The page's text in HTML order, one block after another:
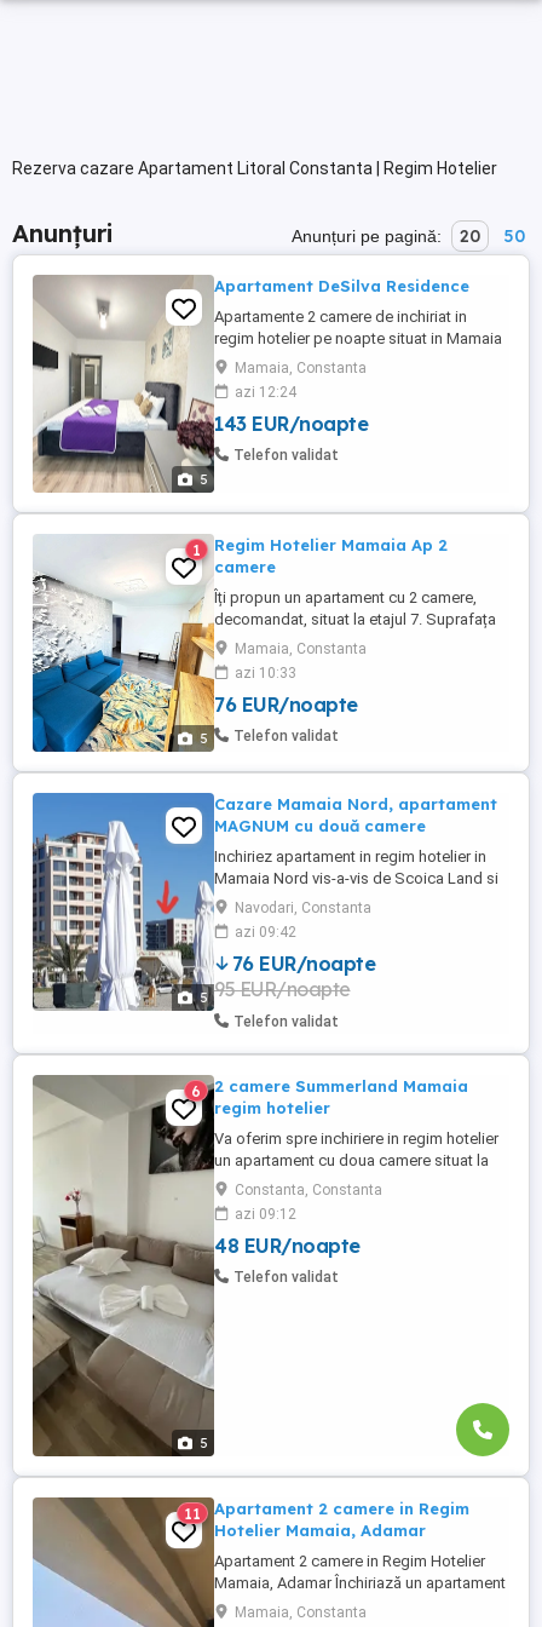
Rezerva cazare Apartament Litoral Constanta | Regim Hotelier
Anunțuri Anunțuri pe pagină: 20 50
5
Apartament DeSilva Residence
Apartamente 2 camere de inchiriat in
regim hotelier pe noapte situat in Mamaia
Nord langa clubul Loft in complexul De
Silva Residence (Beachside), cea mai
buna locatie din Mamaia, apartamente pe
plaja, cu vedere si la mare si la lac, cu
acces direct la clubul Loft si la plaja
Mamaia, Constanta
azi 12:24
143 EUR/noapte
Telefon validat
5
1
Regim Hotelier Mamaia Ap 2
camere
Îți propun un apartament cu 2 camere,
decomandat, situat la etajul 7. Suprafața
utilă este de 65 mp, iar finisajele sunt de
calitate superioară. Livingul și dormitorul
beneficiază de multă lumină naturală,
având pardoseli din laminat și lemn.
Bucătăria este dotată cu pardoseală din
Mamaia, Constanta
azi 10:33
76 EUR/noapte
Telefon validat
5
Cazare Mamaia Nord, apartament
MAGNUM cu două camere
Inchiriez apartament in regim hotelier in
Mamaia Nord vis-a-vis de Scoica Land si
complex Phoenicia, apartamentul are 1
dormitor, 1 living cu canapea extensibilă,
bucătărie utilată, baie și balcon. Dotări:
-2TV LCD de80cm si 100cm -frigider si
congelator -cuptor,plită aragaz -centrală
proprie -expresor ...
Navodari, Constanta
azi 09:42
76 EUR/noapte
95 EUR/noapte
Telefon validat
5
6
2 camere Summerland Mamaia
regim hotelier
Va oferim spre inchiriere in regim hotelier
un apartament cu doua camere situat la
Summerland Residence - Mamaia
Apartamentul are o suprafata de 65 mp si
este compus din living cu canapea
extensibilă și dormitor cu pat matrimonial,
avand balcon propriu dotat cu mobilier de
Constanta, Constanta
azi 09:12
48 EUR/noapte
Telefon validat
11
Apartament 2 camere in Regim
Hotelier Mamaia, Adamar
Apartament 2 camere in Regim Hotelier
Mamaia, Adamar Închiriază un apartament
modern cu 2 camere situat în stațiunea
Mamaia, Constanta